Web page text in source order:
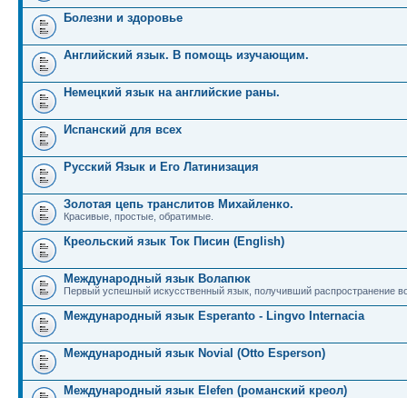
Болезни и здоровье
Английский язык. В помощь изучающим.
Немецкий язык на английские раны.
Испанский для всех
Русский Язык и Его Латинизация
Золотая цепь транслитов Михайленко.
Красивые, простые, обратимые.
Креольский язык Ток Писин (English)
Международный язык Волапюк
Первый успешный искусственный язык, получивший распространение
Международный язык Esperanto - Lingvo Internacia
Международный язык Novial (Otto Esperson)
Международный язык Elefen (романский креол)